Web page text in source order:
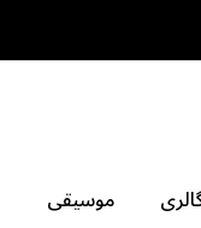
موسیقی